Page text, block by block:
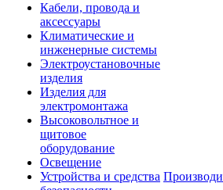
Кабели, провода и
аксессуары
Климатические и
инженерные системы
Электроустановочные
изделия
Изделия для
электромонтажа
Высоковольтное и
щитовое
оборудование
Освещение
Устройства и средства